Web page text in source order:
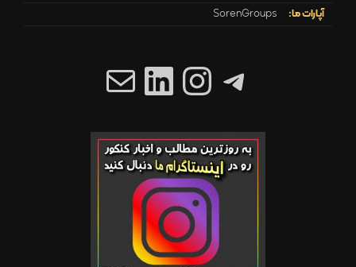
آپارات ما:
SorenGroups
تلگرام
اینستاگرم
لینکداین
ایمیل